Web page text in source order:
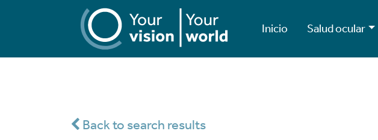
Inicio Salud ocular
Back to search results